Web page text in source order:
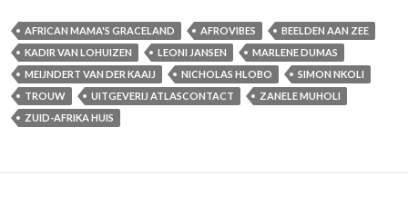
AFRICAN MAMA'S GRACELAND AFROVIBES
BEELDEN AAN ZEE
KADIR VAN LOHUIZEN
LEONI JANSEN
MARLENE DUMAS
MEIJNDERT VAN DER KAAIJ
NICHOLAS HLOBO
SIMON NKOLI
TROUW
UITGEVERIJ ATLASCONTACT
ZANELE MUHOLI
ZUID-AFRIKA HUIS